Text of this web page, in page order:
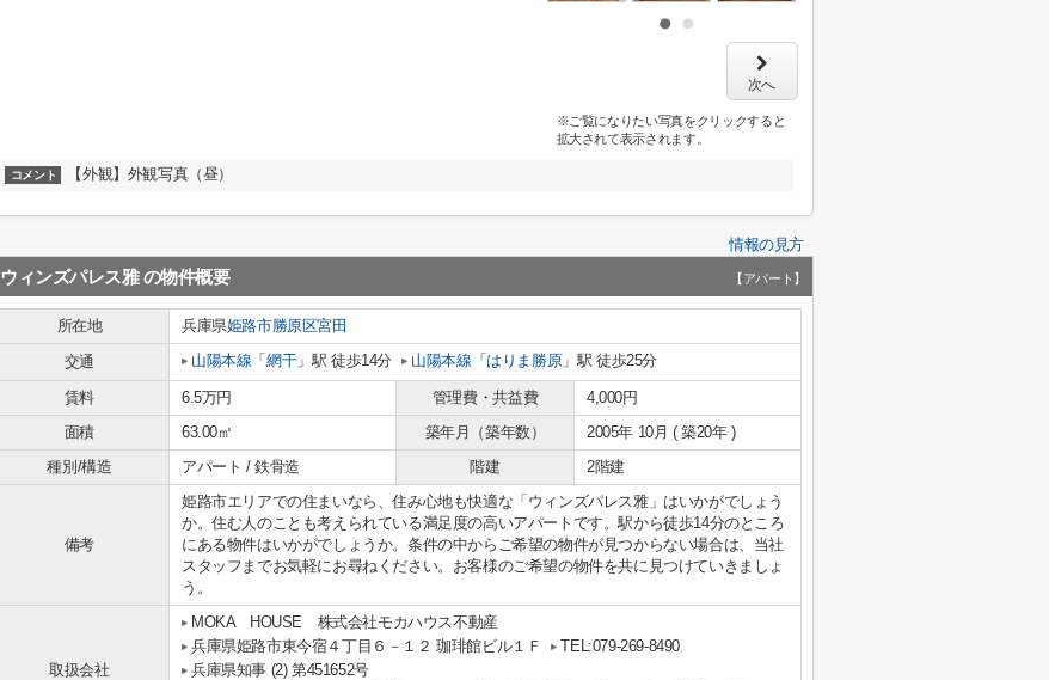
次へ
※ご覧になりたい写真をクリックすると
拡大されて表示されます。
コメント 【外観】外観写真（昼）
情報の見方
ウィンズパレス雅 の物件概要 【アパート】
所在地 兵庫県姫路市勝原区宮田
交通
山陽本線 「網干」駅 徒歩14分 山陽本線 「 はりま勝原」駅 徒歩25分
賃料 6.5万円 管理費・共益費
4,000円
面積
63.00㎡ 築年月（築年数）
2005年 10月 ( 築20年 )
種別/構造
アパート / 鉄骨造 階建 2階建
備考
姫路市エリアでの住まいなら、住み心地も快適な「ウィンズパレス雅」はいかがでしょう
か。住む人のことも考えられている満足度の高いアパートです。駅から徒歩14分のところ
にある物件はいかがでしょうか。条件の中からご希望の物件が見つからない場合は、当社
スタッフまでお気軽にお尋ねください。お客様のご希望の物件を共に見つけていきましょ
う。
取扱会社
MOKA HOUSE 株式会社モカハウス不動産
兵庫県姫路市東今宿４丁目６－１２ 珈琲館ビル１Ｆ
TEL:079-269-8490
兵庫県知事 (2) 第451652号